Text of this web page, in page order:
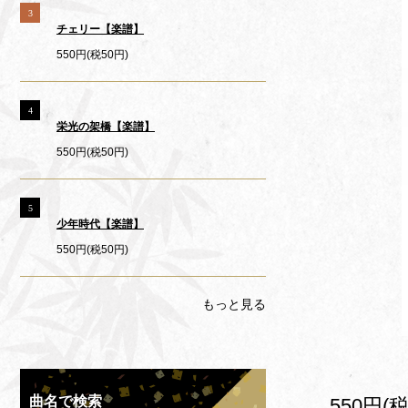
3
チェリー【楽譜】
550円(税50円)
4
栄光の架橋【楽譜】
550円(税50円)
5
少年時代【楽譜】
550円(税50円)
もっと見る
曲名で検索